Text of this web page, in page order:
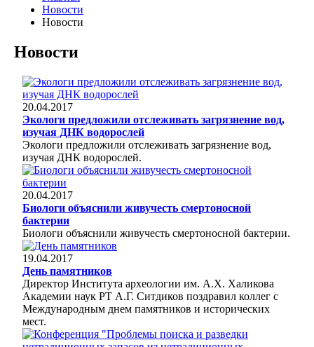
Новости
Новости
Новости
20.04.2017
Экологи предложили отслеживать загрязнение вод,
изучая ДНК водорослей
Экологи предложили отслеживать загрязнение вод,
изучая ДНК водорослей.
20.04.2017
Биологи объяснили живучесть смертоносной
бактерии
Биологи объяснили живучесть смертоносной бактерии.
19.04.2017
День памятников
Директор Института археологии им. А.Х. Халикова
Академии наук РТ А.Г. Ситдиков поздравил коллег с
Международным днем памятников и исторических
мест.